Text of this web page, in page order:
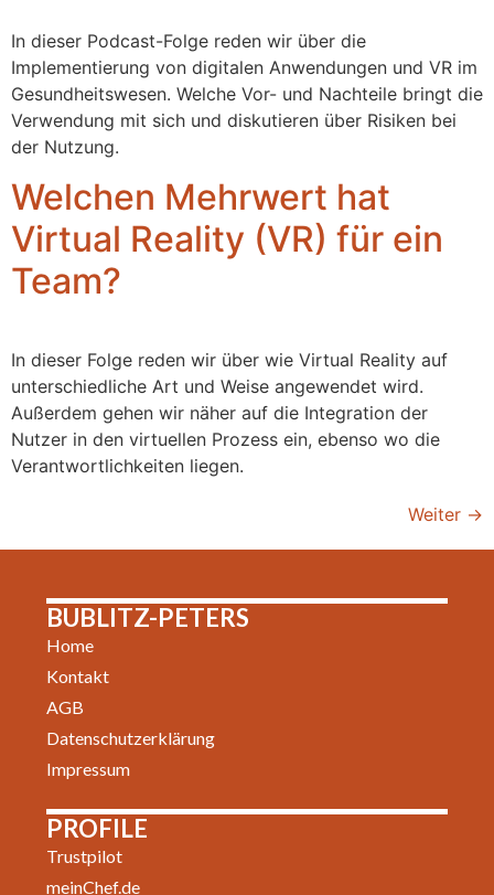
In dieser Podcast-Folge reden wir über die
Implementierung von digitalen Anwendungen und VR im
Gesundheitswesen. Welche Vor- und Nachteile bringt die
Verwendung mit sich und diskutieren über Risiken bei
der Nutzung.
Welchen Mehrwert hat
Virtual Reality (VR) für ein
Team?
In dieser Folge reden wir über wie Virtual Reality auf
unterschiedliche Art und Weise angewendet wird.
Außerdem gehen wir näher auf die Integration der
Nutzer in den virtuellen Prozess ein, ebenso wo die
Verantwortlichkeiten liegen.
Weiter →
BUBLITZ-PETERS
Home
Kontakt
AGB
Datenschutzerklärung
Impressum
PROFILE
Trustpilot
meinChef.de